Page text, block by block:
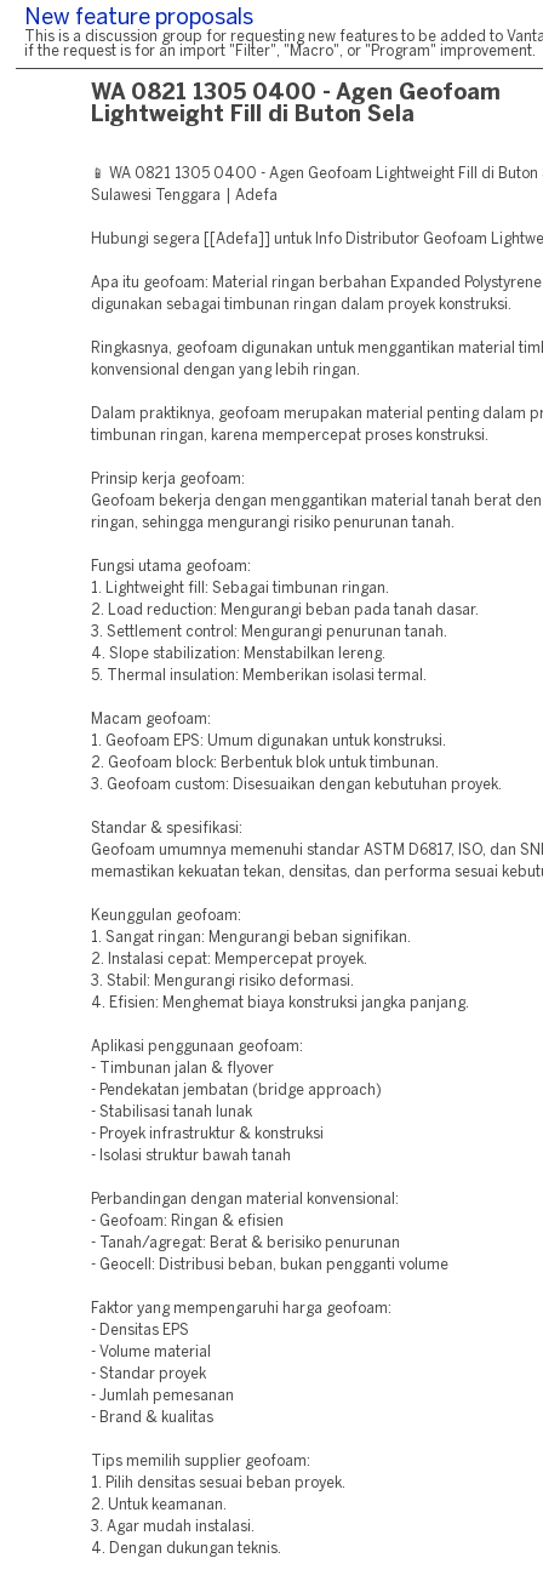
New feature proposals
This is a discussion group for requesting new features to be added to
if the request is for an import "Filter", "Macro", or "Program" improvement.
WA 0821 1305 0400 - Agen Geofoam
Lightweight Fill di Buton Sela
📱 WA 0821 1305 0400 - Agen Geofoam Lightweight Fill di Buton
Sulawesi Tenggara | Adefa
Hubungi segera [[Adefa]] untuk Info Distributor Geofoam
Apa itu geofoam: Material ringan berbahan Expanded Polystyrene
digunakan sebagai timbunan ringan dalam proyek konstruksi.
Ringkasnya, geofoam digunakan untuk menggantikan material
konvensional dengan yang lebih ringan.
Dalam praktiknya, geofoam merupakan material penting dalam
timbunan ringan, karena mempercepat proses konstruksi.
Prinsip kerja geofoam:
Geofoam bekerja dengan menggantikan material tanah berat
ringan, sehingga mengurangi risiko penurunan tanah.
Fungsi utama geofoam:
1. Lightweight fill: Sebagai timbunan ringan.
2. Load reduction: Mengurangi beban pada tanah dasar.
3. Settlement control: Mengurangi penurunan tanah.
4. Slope stabilization: Menstabilkan lereng.
5. Thermal insulation: Memberikan isolasi termal.
Macam geofoam:
1. Geofoam EPS: Umum digunakan untuk konstruksi.
2. Geofoam block: Berbentuk blok untuk timbunan.
3. Geofoam custom: Disesuaikan dengan kebutuhan proyek.
Standar & spesifikasi:
Geofoam umumnya memenuhi standar ASTM D6817, ISO, dan
memastikan kekuatan tekan, densitas, dan performa sesuai
Keunggulan geofoam:
1. Sangat ringan: Mengurangi beban signifikan.
2. Instalasi cepat: Mempercepat proyek.
3. Stabil: Mengurangi risiko deformasi.
4. Efisien: Menghemat biaya konstruksi jangka panjang.
Aplikasi penggunaan geofoam:
- Timbunan jalan & flyover
- Pendekatan jembatan (bridge approach)
- Stabilisasi tanah lunak
- Proyek infrastruktur & konstruksi
- Isolasi struktur bawah tanah
Perbandingan dengan material konvensional:
- Geofoam: Ringan & efisien
- Tanah/agregat: Berat & berisiko penurunan
- Geocell: Distribusi beban, bukan pengganti volume
Faktor yang mempengaruhi harga geofoam:
- Densitas EPS
- Volume material
- Standar proyek
- Jumlah pemesanan
- Brand & kualitas
Tips memilih supplier geofoam:
1. Pilih densitas sesuai beban proyek.
2. Untuk keamanan.
3. Agar mudah instalasi.
4. Dengan dukungan teknis.